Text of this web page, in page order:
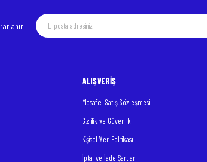
Gönder
ALIŞVERİŞ
Mesafeli Satış Sözleşmesi
Gizlilik ve Güvenlik
Kişisel Veri Politikası
İptal ve İade Şartları